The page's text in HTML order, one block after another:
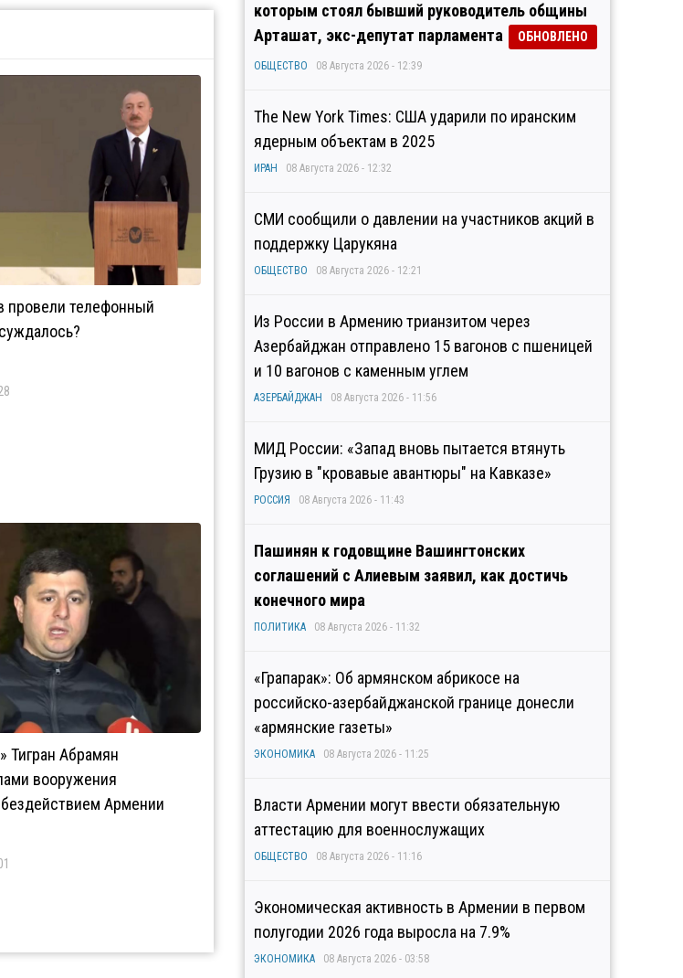
провели телефонный
Тигран Абрамян
вооружения
Армении
которым стоял бывший руководитель общины
Арташат, экс-депутат парламента
ОБНОВЛЕНО
ОБЩЕСТВО 08 Августа 2026 - 12:39
The New York Times: США ударили по иранским
ядерным объектам в 2025
ИРАН 08 Августа 2026 - 12:32
СМИ сообщили о давлении на участников акций в
поддержку Царукяна
ОБЩЕСТВО 08 Августа 2026 - 12:21
Из России в Армению трианзитом через
Азербайджан отправлено 15 вагонов с пшеницей
и 10 вагонов с каменным углем
АЗЕРБАЙДЖАН 08 Августа 2026 - 11:56
МИД России: «Запад вновь пытается втянуть
Грузию в "кровавые авантюры" на Кавказе»
РОССИЯ 08 Августа 2026 - 11:43
Пашинян к годовщине Вашингтонских
соглашений с Алиевым заявил, как достичь
конечного мира
ПОЛИТИКА 08 Августа 2026 - 11:32
«Грапарак»: Об армянском абрикосе на
российско-азербайджанской границе донесли
«армянские газеты»
ЭКОНОМИКА 08 Августа 2026 - 11:25
Власти Армении могут ввести обязательную
аттестацию для военнослужащих
ОБЩЕСТВО 08 Августа 2026 - 11:16
Экономическая активность в Армении в первом
полугодии 2026 года выросла на 7.9%
ЭКОНОМИКА 08 Августа 2026 - 03:58